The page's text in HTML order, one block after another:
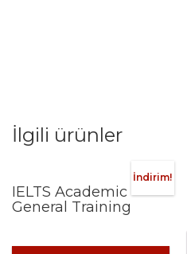
İlgili ürünler
İndirim!
IELTS Academic +
General Training